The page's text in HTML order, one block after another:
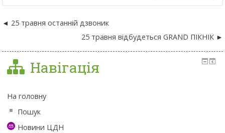
25 травня останній дзвоник
25 травня відбудеться GRAND ПІКНІК
Навігація
На головну
Пошук
Новини ЦДН